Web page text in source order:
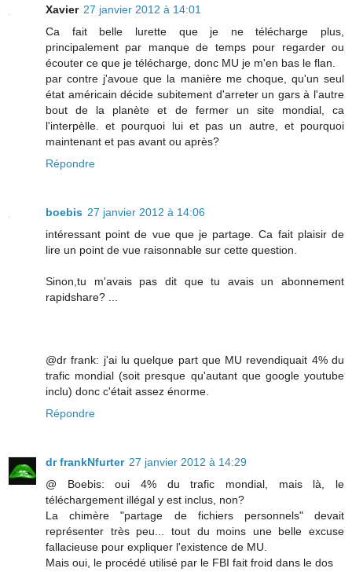
Xavier 27 janvier 2012 à 14:01
Ca fait belle lurette que je ne télécharge plus,
principalement par manque de temps pour regarder ou
écouter ce que je télécharge, donc MU je m'en bas le flan.
par contre j'avoue que la manière me choque, qu'un seul
état américain décide subitement d'arreter un gars à l'autre
bout de la planète et de fermer un site mondial, ca
l'interpèlle. et pourquoi lui et pas un autre, et pourquoi
maintenant et pas avant ou après?
Répondre
boebis 27 janvier 2012 à 14:06
intéressant point de vue que je partage. Ca fait plaisir de
lire un point de vue raisonnable sur cette question.
Sinon,tu m'avais pas dit que tu avais un abonnement
rapidshare? ...
@dr frank: j'ai lu quelque part que MU revendiquait 4% du
trafic mondial (soit presque qu'autant que google youtube
inclu) donc c'était assez énorme.
Répondre
dr frankNfurter 27 janvier 2012 à 14:29
@ Boebis: oui 4% du trafic mondial, mais là, le
téléchargement illégal y est inclus, non?
La chimère "partage de fichiers personnels" devait
représenter très peu... tout du moins une belle excuse
fallacieuse pour expliquer l'existence de MU.
Mais oui, le procédé utilisé par le FBI fait froid dans le dos